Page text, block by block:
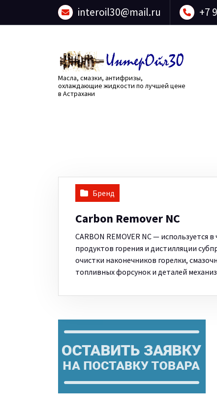
interoil30@mail.ru +7
Масла, смазки, антифризы,
охлаждающие жидкости по лучшей цене
в Астрахани
Бренд
Carbon Remover NC
CARBON REMOVER NC — используется
продуктов горения и дистилляции
очистки наконечников горелки,
топливных форсунок и деталей